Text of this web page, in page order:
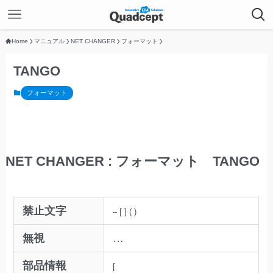
Home マニュアル NET CHANGER フォーマット
TANGO
フォーマット
NET CHANGER : フォーマット TANGO
禁止文字 – [ ] ( )
無視 …
部品情報 [